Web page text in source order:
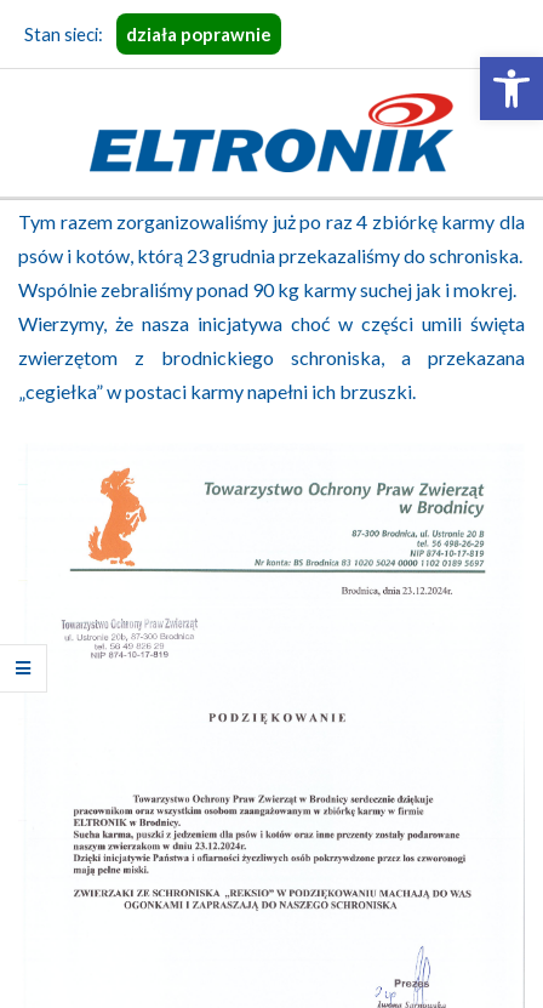
Stan sieci: działa poprawnie
ELTRONIK
Primary
Navigation
Menu
Tym razem zorganizowaliśmy już po raz 4 zbiórkę karmy dla
psów i kotów, którą 23 grudnia przekazaliśmy do schroniska.
Wspólnie zebraliśmy ponad 90 kg karmy suchej jak i mokrej.
Wierzymy, że nasza inicjatywa choć w części umili święta
zwierzętom z brodnickiego schroniska, a przekazana
„cegiełka” w postaci karmy napełni ich brzuszki.